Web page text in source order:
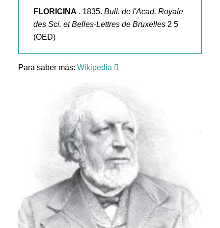
FLORICINA . 1835.Bull. de l'Acad. Royale
des Sci. et Belles-Lettres de Bruxelles 2 5
(OED)
Para saber más:Wikipedia